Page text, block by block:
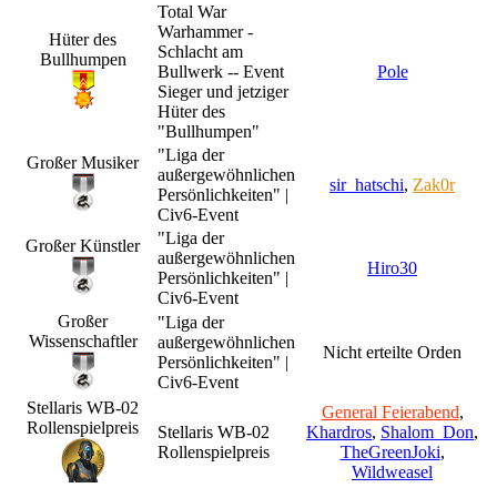
Hüter des
Bullhumpen
Total War
Warhammer -
Schlacht am
Bullwerk -- Event
Sieger und jetziger
Hüter des
"Bullhumpen"
Pole
Großer Musiker
"Liga der
außergewöhnlichen
Persönlichkeiten" |
Civ6-Event
sir_hatschi, Zak0r
Großer Künstler
"Liga der
außergewöhnlichen
Persönlichkeiten" |
Civ6-Event
Hiro30
Großer
Wissenschaftler
"Liga der
außergewöhnlichen
Persönlichkeiten" |
Civ6-Event
Nicht erteilte Orden
Stellaris WB-02
Rollenspielpreis
Stellaris WB-02
Rollenspielpreis
General Feierabend,
Khardros, Shalom_Don,
TheGreenJoki,
Wildweasel